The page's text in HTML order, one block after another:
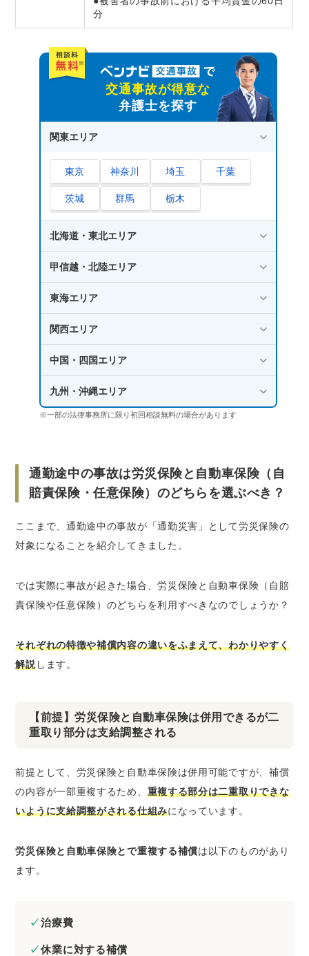
分
交通事故が得意な
弁護士を探す
関東エリア
東京 神奈川 埼玉 千葉
茨城 群馬 栃木
北海道・東北エリア
甲信越・北陸エリア
東海エリア
関西エリア
中国・四国エリア
九州・沖縄エリア
※一部の法律事務所に限り初回相談無料の場合があります
通勤途中の事故は労災保険と自動車保険（自
賠責保険・任意保険）のどちらを選ぶべき？
ここまで、通勤途中の事故が「通勤災害」として労災保険の
対象になることを紹介してきました。
では実際に事故が起きた場合、労災保険と自動車保険（自賠
責保険や任意保険）のどちらを利用すべきなのでしょうか？
それぞれの特徴や補償内容の違いをふまえて、わかりやすく
解説します。
【前提】労災保険と自動車保険は併用できるが二
重取り部分は支給調整される
前提として、労災保険と自動車保険は併用可能ですが、補償
の内容が一部重複するため、 重複する部分は二重取りできな
いように支給調整がされる仕組みになっています。
労災保険と自動車保険とで重複する補償は以下のものがあり
ます。
治療費
休業に対する補償